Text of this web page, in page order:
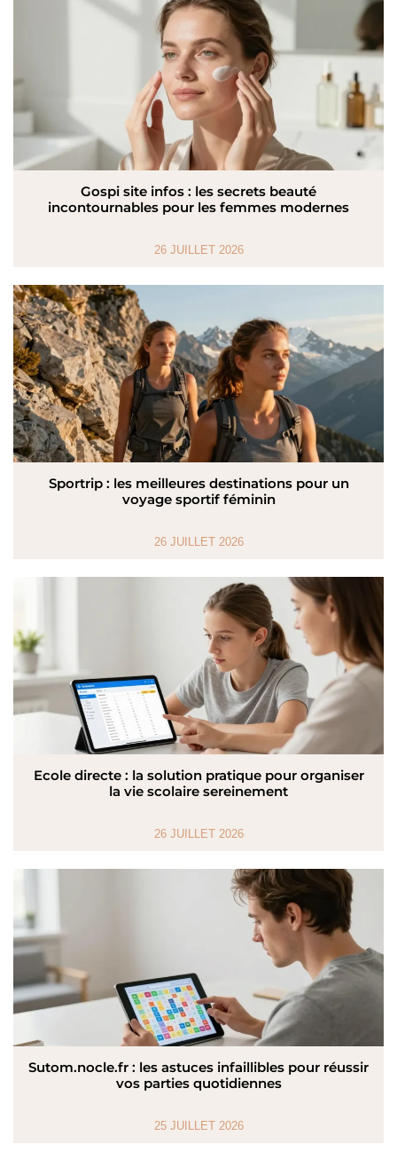
Gospi site infos : les secrets beauté
incontournables pour les femmes modernes
26 JUILLET 2026
Sportrip : les meilleures destinations pour un
voyage sportif féminin
26 JUILLET 2026
Ecole directe : la solution pratique pour organiser
la vie scolaire sereinement
26 JUILLET 2026
Sutom.nocle.fr : les astuces infaillibles pour réussir
vos parties quotidiennes
25 JUILLET 2026